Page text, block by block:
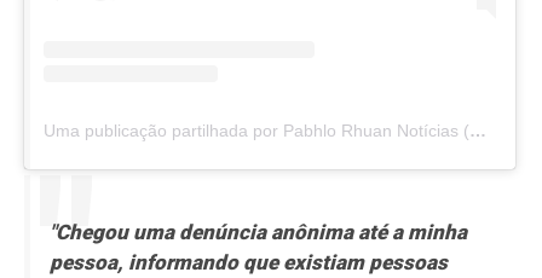
Uma publicação partilhada por Pabhlo Rhuan Notícias (@pabhlonoticias)
"Chegou uma denúncia anônima até a minha
pessoa, informando que existiam pessoas